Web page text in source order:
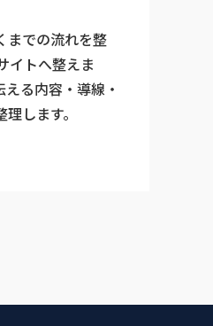
までの流れを整
イトへ整えま
る内容・導線・
します。